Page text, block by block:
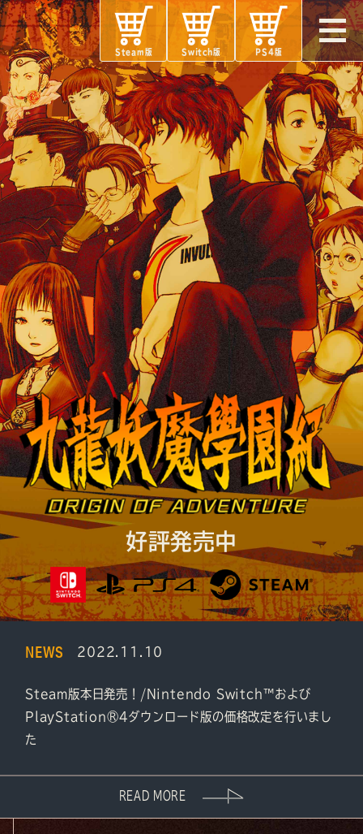
PS4版
Switch版
Steam版
好評発売中
NEWS 2022.11.10
Steam版本日発売！/Nintendo Switch™および
PlayStation®4ダウンロード版の価格改定を行いまし
た
READ MORE